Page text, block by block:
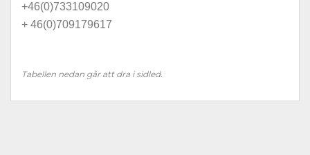
+46(0)733109020
+ 46(0)709179617
Tabellen nedan går att dra i sidled.